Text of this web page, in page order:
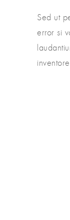
Sed ut
error si